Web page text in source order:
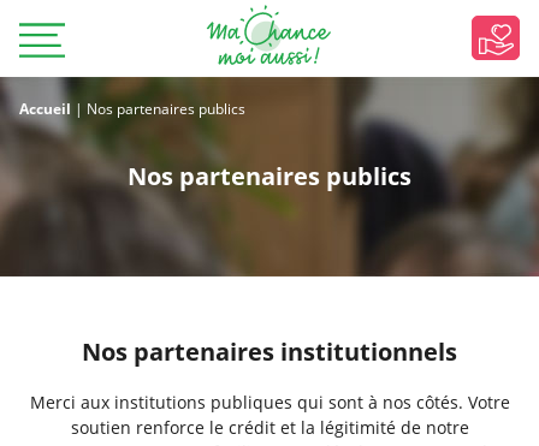
Accueil | Nos partenaires publics
Nos partenaires publics
Nos partenaires institutionnels
Merci aux institutions publiques qui sont à nos côtés. Votre
soutien renforce le crédit et la légitimité de notre